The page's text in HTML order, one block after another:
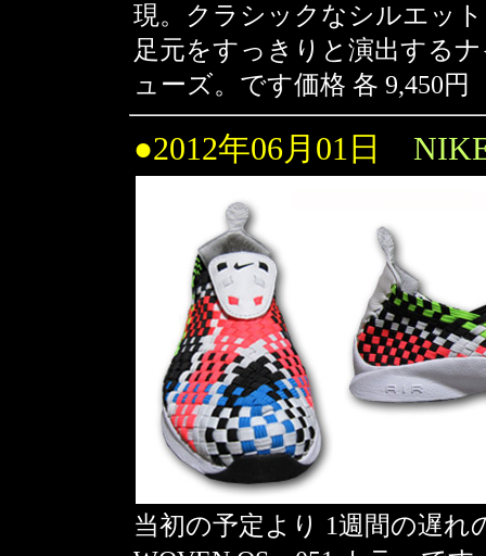
現。クラシックなシルエッ
足元をすっきりと演出する
ューズ。です価格 各 9,450円
●2012年06月01日
当初の予定より 1週間の遅れ